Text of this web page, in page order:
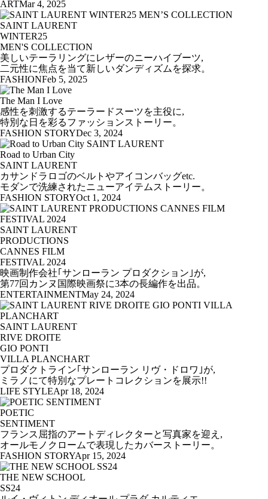
ARTMar 4, 2025
SAINT LAURENT
WINTER25
MEN'S COLLECTION
美しいテーラリングにレザーのニーハイブーツ,
二元性に焦点を当て新しいダンディズムを探求。
FASHIONFeb 5, 2025
The Man I Love
感性を刺激するテーラードスーツを主役に,
特別な日を彩るファッションストーリー。
FASHION STORYDec 3, 2024
Road to Urban City
SAINT LAURENT
カサンドラロゴのベルトやアイコンバッグetc.
モダンで洗練されたニューアイテムストーリー。
FASHION STORYOct 1, 2024
SAINT LAURENT
PRODUCTIONS
CANNES FILM
FESTIVAL 2024
映画制作会社｢サンローラン プロダクション｣が,
第77回カンヌ国際映画祭に3本の長編作を出品。
ENTERTAINMENTMay 24, 2024
SAINT LAURENT
RIVE DROITE
GIO PONTI
VILLA PLANCHART
プロダクトライン｢サンローラン リヴ・ドロワ｣が,
ミラノにて特別なプレートコレクションを展示!!
LIFE STYLEApr 18, 2024
POETIC
SENTIMENT
フランス屈指のアートディレクターと写真家を迎え,
オールモノクロームで表現したカバーストーリー。
FASHION STORYApr 15, 2024
THE NEW SCHOOL
SS24